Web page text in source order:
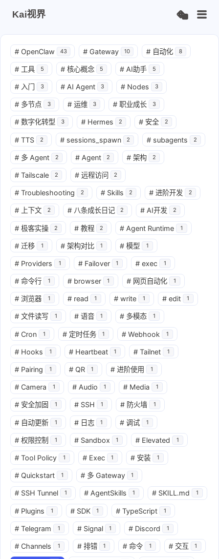
Kai视界
# OpenClaw 43 # Gateway 10 # 自动化 8
# 工具 5 # 核心概念 5 # AI助手 5
# 入门 3 # AI Agent 3 # Nodes 3
# 多节点 3 # 运维 3 # 职业成长 3
# 数字化转型 3 # Hermes 2 # 安全 2
# TTS 2 # sessions_spawn 2 # subagents 2
# 多 Agent 2 # Agent 2 # 架构 2
# Tailscale 2 # 远程访问 2
# Troubleshooting 2 # Skills 2 # 进阶开发 2
# 上下文 2 # 八条成长日记 2 # AI开发 2
# 极客实操 2 # 教程 2 # Agent Runtime 1
# 迁移 1 # 架构对比 1 # 模型 1
# Providers 1 # Failover 1 # exec 1
# 命令行 1 # browser 1 # 网页自动化 1
# 浏览器 1 # read 1 # write 1 # edit 1
# 文件读写 1 # 语音 1 # 多模态 1
# Cron 1 # 定时任务 1 # Webhook 1
# Hooks 1 # Heartbeat 1 # Tailnet 1
# Pairing 1 # QR 1 # 进阶使用 1
# Camera 1 # Audio 1 # Media 1
# 安全加固 1 # SSH 1 # 防火墙 1
# 自动更新 1 # 日志 1 # 调试 1
# 权限控制 1 # Sandbox 1 # Elevated 1
# Tool Policy 1 # Exec 1 # 安装 1
# Quickstart 1 # 多 Gateway 1
# SSH Tunnel 1 # AgentSkills 1 # SKILL.md 1
# Plugins 1 # SDK 1 # TypeScript 1
# Telegram 1 # Signal 1 # Discord 1
# Channels 1 # 排错 1 # 命令 1 # 交互 1